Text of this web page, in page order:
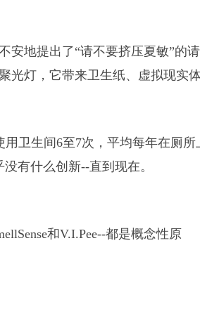
安地提出了“请不要挤压夏敏”的请
光灯，它带来卫生纸、虚拟现实
卫生间6至7次，平均每年在厕所
有什么创新--直到现在。
和V.I.Pee--都是概念性原